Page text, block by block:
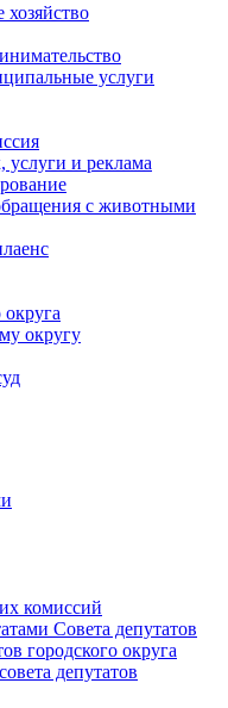
услуги
услуги и реклама
с животными
округа
округу
комиссий
Совета депутатов
городского округа
депутатов